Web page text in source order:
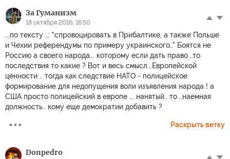
За Гуманизм
18 октября 2016, 16:50
...по тексту ..: "спровоцировать в Прибалтике, а также Польше
и Чехии референдумы по примеру украинского.." Боятся не
Россию а своего народа... которому если дать право ..то
последствия то какие ? Вот и весь смысл...Европейской
ценности .. тогда как следствие НАТО - полицейское
формирование для недопущения воли изъявления народа ! а
США просто полицейский в европе ... нанятый.. то ..наемная
должность.. кому еще демократии добавить ?
Раскрыть ветку
Donpedro